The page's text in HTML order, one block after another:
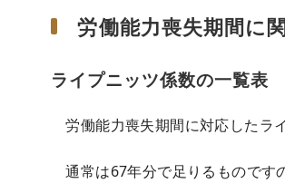
労働能力喪失期間に
ライプニッツ係数の一覧表
労働能力喪失期間に対応したラ
通常は67年分で足りるものです